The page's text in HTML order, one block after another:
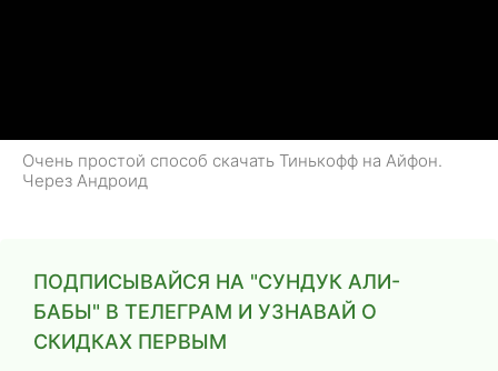
Очень простой способ скачать Тинькофф на Айфон.
Через Андроид
ПОДПИСЫВАЙСЯ НА "СУНДУК АЛИ-
БАБЫ" В ТЕЛЕГРАМ И УЗНАВАЙ О
СКИДКАХ ПЕРВЫМ